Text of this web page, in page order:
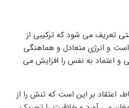
تعریف می شود که ترکیبی از
و انرژی متعادل و هماهنگی
و اعتماد به نفس را افزایش می
اعتقاد بر این است که تنش را از